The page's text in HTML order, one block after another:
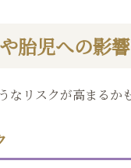
胎児への影響
リスクが高まるか